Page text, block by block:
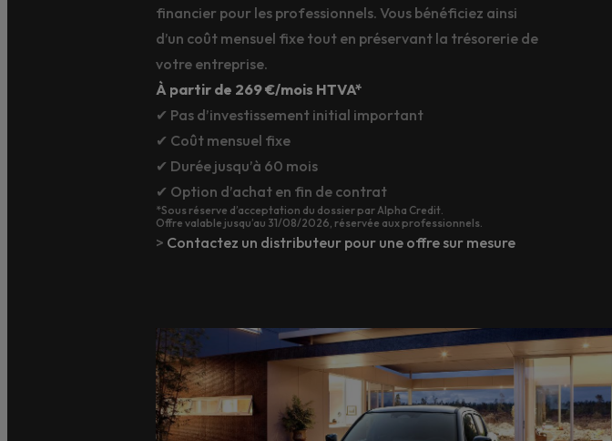
financier pour les professionnels. Vous bénéficiez ainsi
d’un coût mensuel fixe tout en préservant la trésorerie de
votre entreprise.
À partir de 269 €/mois HTVA*
✔ Pas d’investissement initial important
✔ Coût mensuel fixe
✔ Durée jusqu’à 60 mois
✔ Option d’achat en fin de contrat
*Sous réserve d’acceptation du dossier par Alpha Credit.
Offre valable jusqu’au 31/08/2026, réservée aux professionnels.
> Contactez un distributeur pour une offre sur mesure